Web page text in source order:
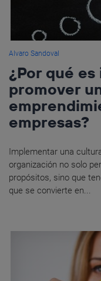
Alvaro Sandoval
¿Por qué
promover
empresas?
Implementar una
organización no solo
propósitos, sino que
que se convierte en...